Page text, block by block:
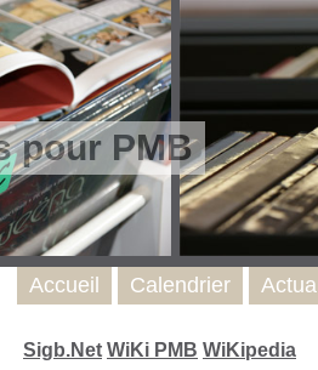
pour PMB
Sigb.Net WiKi PMB WiKipedia
Accueil Calendrier